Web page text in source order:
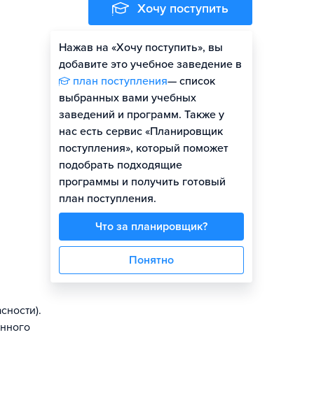
Хочу поступить
Нажав на «Хочу поступить», вы
добавите это учебное заведение в
план поступления— список
выбранных вами учебных
заведений и программ. Также у
нас есть сервис «Планировщик
поступления», который поможет
подобрать подходящие
программы и получить готовый
план поступления.
Что за планировщик?
Понятно